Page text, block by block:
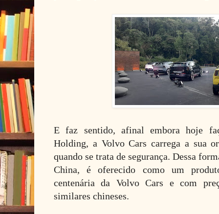
E faz sentido, afinal embora hoje
Holding, a Volvo Cars carrega a sua
quando se trata de segurança. Dessa
China, é oferecido como um
centenária da Volvo Cars e com
similares chineses.